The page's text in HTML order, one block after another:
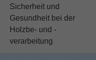
Sicherheit und
Gesundheit bei der
Holzbe- und -
verarbeitung